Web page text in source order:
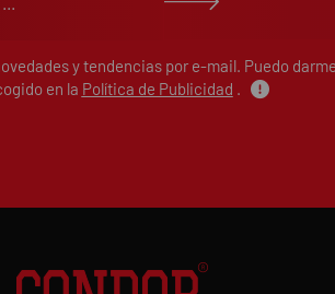
y tendencias por e-mail. Puedo
en la Política de Publicidad